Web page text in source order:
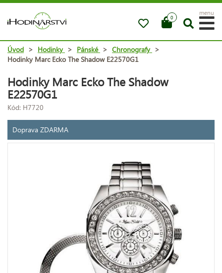
0
menu
Úvod > Hodinky > Pánské > Chronografy >
Hodinky Marc Ecko The Shadow E22570G1
Hodinky Marc Ecko The Shadow
E22570G1
Kód: H7720
Doprava ZDARMA